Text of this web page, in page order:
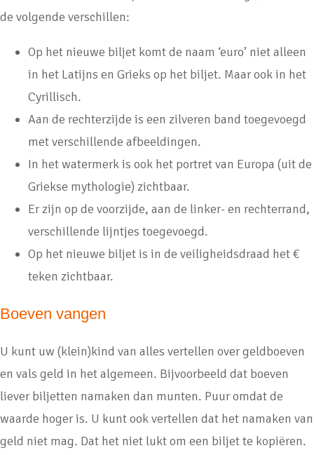
de volgende verschillen:
Op het nieuwe biljet komt de naam ‘euro’ niet alleen
in het Latijns en Grieks op het biljet. Maar ook in het
Cyrillisch.
Aan de rechterzijde is een zilveren band toegevoegd
met verschillende afbeeldingen.
In het watermerk is ook het portret van Europa (uit de
Griekse mythologie) zichtbaar.
Er zijn op de voorzijde, aan de linker- en rechterrand,
verschillende lijntjes toegevoegd.
Op het nieuwe biljet is in de veiligheidsdraad het €
teken zichtbaar.
Boeven vangen
U kunt uw (klein)kind van alles vertellen over geldboeven
en vals geld in het algemeen. Bijvoorbeeld dat boeven
liever biljetten namaken dan munten. Puur omdat de
waarde hoger is. U kunt ook vertellen dat het namaken van
geld niet mag. Dat het niet lukt om een biljet te kopiëren.